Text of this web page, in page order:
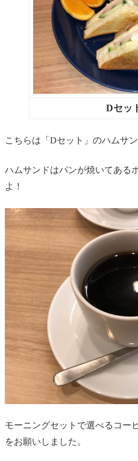
Dセッ
こちらは「Dセット」のハムサ
ハムサンドはパンが焼いてある
よ！
モーニングセットで選べるコー
をお願いしました。